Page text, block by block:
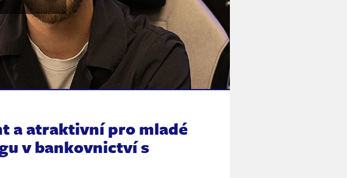
a atraktivní pro mladé
v bankovnictví s